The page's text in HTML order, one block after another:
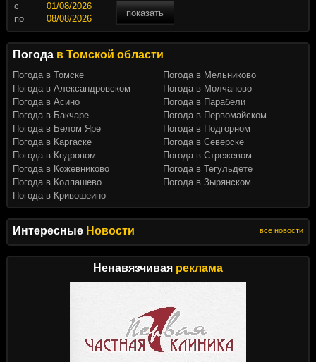
Интересные Новости все новости
Ненавязчивая реклама
c
показать
по
Погода в Томской области
Погода в Томске
Погода в Александровском
Погода в Асино
Погода в Бакчаре
Погода в Белом Яре
Погода в Каргаске
Погода в Кедровом
Погода в Кожевниково
Погода в Колпашево
Погода в Кривошеино
Погода в Мельниково
Погода в Молчаново
Погода в Парабели
Погода в Первомайском
Погода в Подгорном
Погода в Северске
Погода в Стрежевом
Погода в Тегульдете
Погода в Зырянском